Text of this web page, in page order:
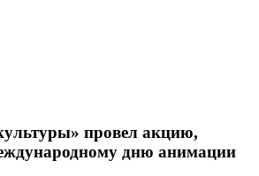
провел акцию,
дню анимации